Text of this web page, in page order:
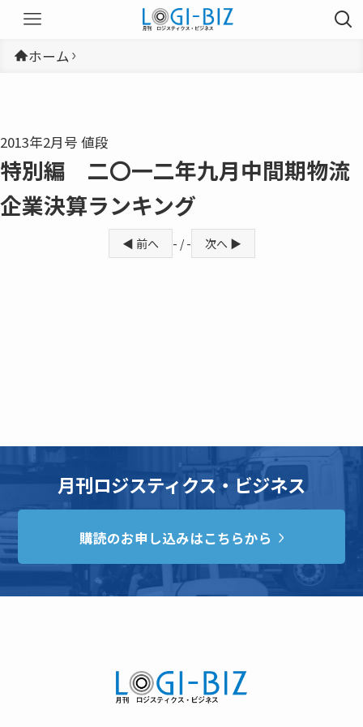
ホーム
2013年2月号 値段
特別編 二〇一二年九月中間期物流
企業決算ランキング
◀ 前へ - / - 次へ ▶
月刊ロジスティクス・ビジネス
購読のお申し込みはこちらから